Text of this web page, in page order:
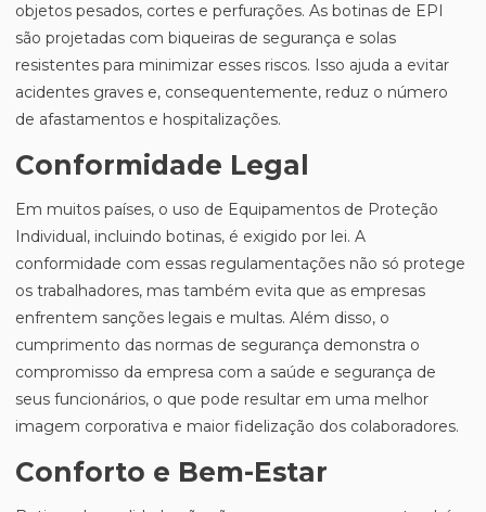
objetos pesados, cortes e perfurações. As botinas de EPI
são projetadas com biqueiras de segurança e solas
resistentes para minimizar esses riscos. Isso ajuda a evitar
acidentes graves e, consequentemente, reduz o número
de afastamentos e hospitalizações.
Conformidade Legal
Em muitos países, o uso de Equipamentos de Proteção
Individual, incluindo botinas, é exigido por lei. A
conformidade com essas regulamentações não só protege
os trabalhadores, mas também evita que as empresas
enfrentem sanções legais e multas. Além disso, o
cumprimento das normas de segurança demonstra o
compromisso da empresa com a saúde e segurança de
seus funcionários, o que pode resultar em uma melhor
imagem corporativa e maior fidelização dos colaboradores.
Conforto e Bem-Estar